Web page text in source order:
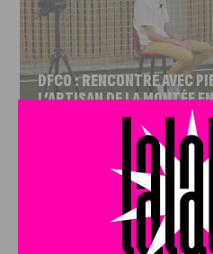
DFCO : RENCONTRE AVEC
L’ARTISAN DE LA MONTÉE
INFOS,
DFCO :
Deballon,
Ligue 2
7 AOÛT, 2026
Le DFCO est
d’absence. La